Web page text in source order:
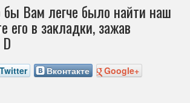
бы Вам легче было найти наш
его в закладки, зажав
Вконтакте Google+